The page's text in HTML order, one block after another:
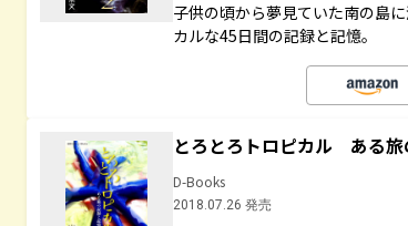
子供の頃から夢見ていた南の島
カルな45日間の記録と記憶。
とろとろトロピカル ある
D-Books
2018.07.26 発売